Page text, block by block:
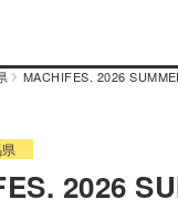
MACHIFES. 2026
2026